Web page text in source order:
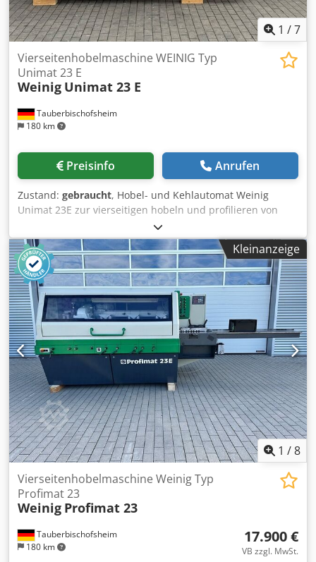
1 /7
Tauberbischofsheim
180 km
Vierseitenhobelmaschine WEINIG Typ
Unimat 23 E
Weinig Unimat 23 E
Preisinfo Anrufen
Zustand: gebraucht, Hobel- und Kehlautomat Weinig
Unimat 23E zur vierseitigen hobeln und profilieren von
Hölzern mit Mobilspindel zur automatischen Verstellung
und Nutenbett (optional ohne Nutenbett) für kurze und
gebogene Werkstücke sowie einem langem Abrichttisch.
Technische Daten: - Optional: Umbau auf konventionellen
glatten Tisch, auf Anfrage. Dwodpfx Aaszrxzhsyea -
Spindeln: 5 - Spindel 1: Unten / 40 mm / 5,5 kW - Spindel 2:
Rechts / 40 mm / 7,5 kW - Spindel 3: Links / 40 mm /
Gemeinsamer Motor mit Spindel 2 - Spindel 4: Oben / 40
mm / 7,5 kW - Spindel 5: Unten / 40 mm / 5,5 kW -
Arbeitsbreite: 230 mm - Arbeitshöhe: 160 mm - Vorschub:
4 kW / 5-24 m/min
Kleinanzeige
1 /8
Tauberbischofsheim
180 km
Vierseitenhobelmaschine Weinig Typ
Profimat 23
Weinig Profimat 23
17.900 €
VB zzgl. MwSt.